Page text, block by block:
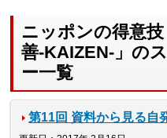
ニッポンの得意
善-KAIZEN-」の
ー一覧
第11回 資料から見る自